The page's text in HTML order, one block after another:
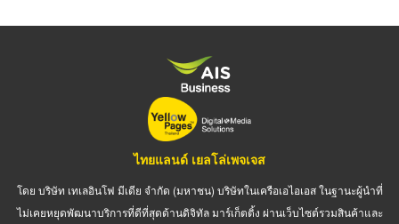
ไทยแลนด์ เยลโล่เพจเจส
โดย บริษัท เทเลอินโฟ มีเดีย จำกัด (มหาชน) บริษัทในเครือเอไอเอส ในฐานะผู้นำที่
ไม่เคยหยุดพัฒนาบริการที่ดีที่สุดด้านดิจิทัล มาร์เก็ตติ้ง ผ่านเว็บไซต์รวมสินค้าและ